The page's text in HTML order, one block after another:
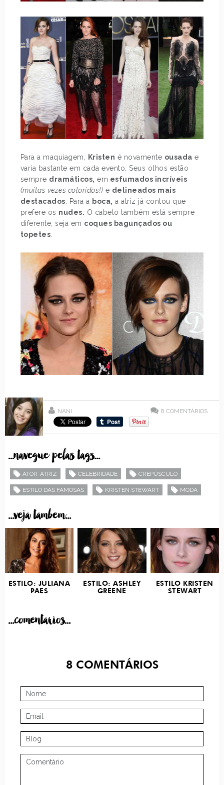
Para a maquiagem, Kristen é novamente ousada e
varia bastante em cada evento. Seus olhos estão
sempre dramáticos, em esfumados incríveis
(muitas vezes coloridos!) e delineados mais
destacados . Para a boca, a atriz já contou que
prefere os nudes. O cabelo também está sempre
diferente, seja em coques bagunçados ou
topetes
NANI 8 COMENTÁRIOS
...navegue pelas tags...
ATOR-ATRIZ CELEBRIDADE CREPÚSCULO
ESTILO DAS FAMOSAS KRISTEN STEWART MODA
...veja tambem...
ESTILO: JULIANA
PAES
ESTILO: ASHLEY
GREENE
ESTILO KRISTEN
STEWART
...comentarios...
8COMENTÁRIOS